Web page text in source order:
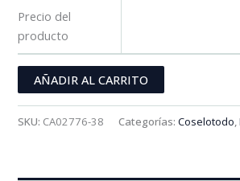
Precio del
producto
AÑADIR AL CARRITO
SKU: CA02776-38 Categorías:Coselotodo,